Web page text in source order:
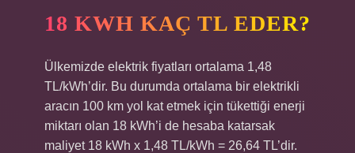
18 KWH KAÇ TL EDER?
Ülkemizde elektrik fiyatları ortalama 1,48
TL/kWh’dir. Bu durumda ortalama bir elektrikli
aracın 100 km yol kat etmek için tükettiği enerji
miktarı olan 18 kWh’i de hesaba katarsak
maliyet 18 kWh x 1,48 TL/kWh = 26,64 TL’dir.